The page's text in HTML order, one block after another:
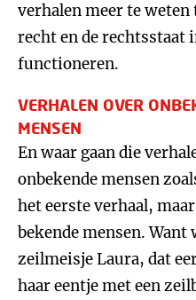
verhalen meer te
recht en de rechtsstaat
functioneren.
VERHALEN OVER
MENSEN
En waar gaan die
onbekende mensen
het eerste verhaal,
bekende mensen.
zeilmeisje Laura, dat
haar eentje met een